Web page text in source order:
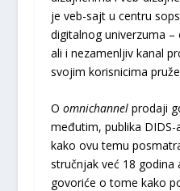
je veb-sajt u centru
digitalnog univerzuma
ali i nezamenljiv kanal
svojim korisnicima
O omnichannel prodaji
međutim, publika DIDS-
kako ovu temu
stručnjak već 18 godina
govoriće o tome kako